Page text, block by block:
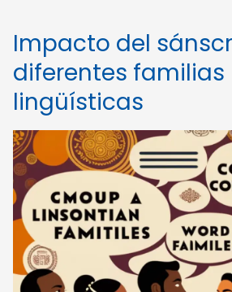
Impacto del
diferentes familias
lingüísticas